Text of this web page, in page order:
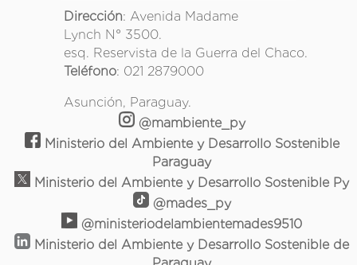
Dirección: Avenida Madame
Lynch N° 3500.
esq. Reservista de la Guerra del Chaco.
Teléfono: 021 2879000
Asunción, Paraguay.
@mambiente_py
Ministerio del Ambiente y Desarrollo Sostenible
Paraguay
Ministerio del Ambiente y Desarrollo Sostenible Py
@mades_py
@ministeriodelambientemades9510
Ministerio del Ambiente y Desarrollo Sostenible de